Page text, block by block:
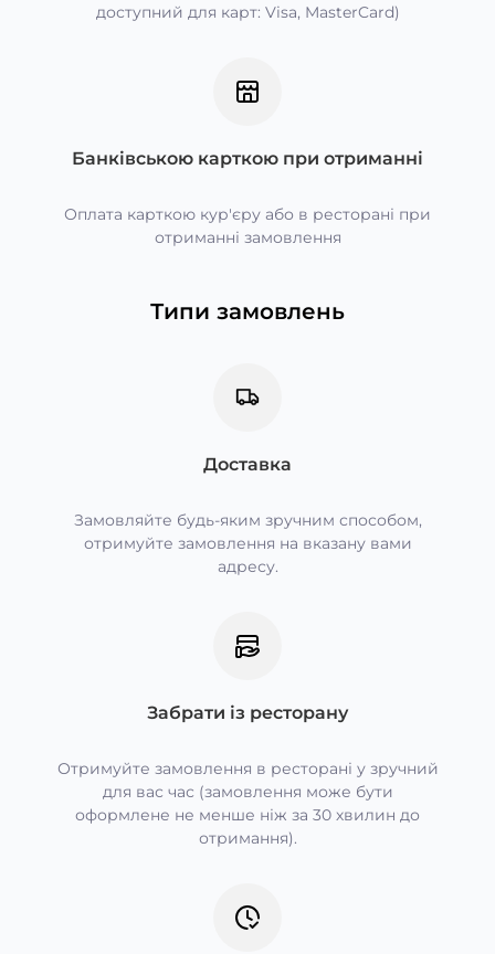
доступний для карт: Visa, MasterCard)
Банківською карткою при отриманні
Оплата карткою кур'єру або в ресторані при
отриманні замовлення
Типи замовлень
Доставка
Замовляйте будь-яким зручним способом,
отримуйте замовлення на вказану вами
адресу.
Забрати із ресторану
Отримуйте замовлення в ресторані у зручний
для вас час (замовлення може бути
оформлене не менше ніж за 30 хвилин до
отримання).